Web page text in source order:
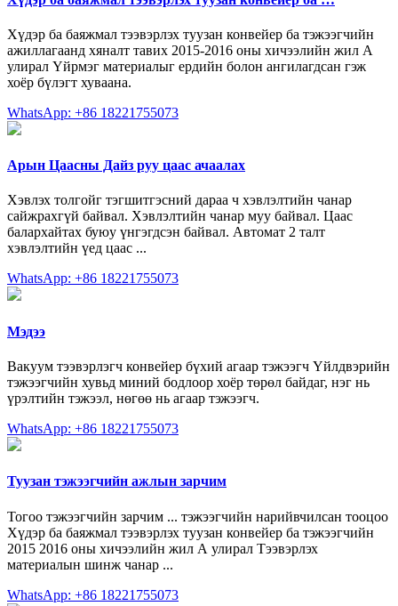
Хүдэр ба баяжмал тээвэрлэх туузан конвейер ба тэжээгчийн
ажиллагаанд хяналт тавих 2015-2016 оны хичээлийн жил А
улирал Үйрмэг материалыг ердийн болон ангилагдсан гэж
хоёр бүлэгт хуваана.
WhatsApp: +86 18221755073
Арын Цаасны Дайз руу цаас ачаалах
Хэвлэх толгойг тэгшитгэсний дараа ч хэвлэлтийн чанар
сайжрахгүй байвал. Хэвлэлтийн чанар муу байвал. Цаас
балархайтах буюу үнгэгдсэн байвал. Автомат 2 талт
хэвлэлтийн үед цаас ...
WhatsApp: +86 18221755073
Мэдээ
Вакуум тээвэрлэгч конвейер бүхий агаар тэжээгч Үйлдвэрийн
тэжээгчийн хувьд миний бодлоор хоёр төрөл байдаг, нэг нь
үрэлтийн тэжээл, нөгөө нь агаар тэжээгч.
WhatsApp: +86 18221755073
Туузан тэжээгчийн ажлын зарчим
Тогоо тэжээгчийн зарчим ... тэжээгчийн нарийвчилсан тооцоо
Хүдэр ба баяжмал тээвэрлэх туузан конвейер ба тэжээгчийн
2015 2016 оны хичээлийн жил А улирал Тээвэрлэх
материалын шинж чанар ...
WhatsApp: +86 18221755073